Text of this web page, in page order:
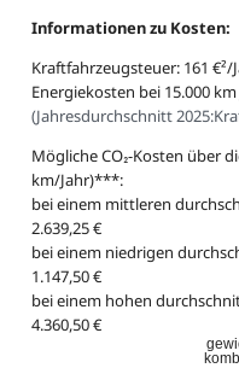
Informationen zu Kosten:
Kraftfahrzeugsteuer: 161 €²/
Energiekosten bei 15.000
(Jahresdurchschnitt 2025:
Mögliche CO₂-Kosten über
km/Jahr)***:
bei einem mittleren
2.639,25 €
bei einem niedrigen
1.147,50 €
bei einem hohen
4.360,50 €